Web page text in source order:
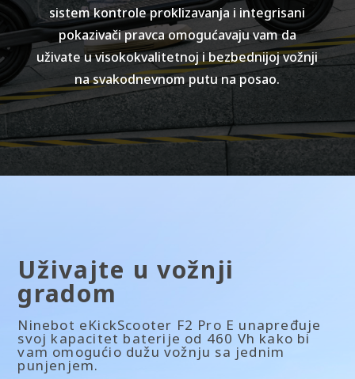
sistem kontrole proklizavanja i integrisani
pokazivači pravca omogućavaju vam da
uživate u visokokvalitetnoj i bezbednijoj vožnji
na svakodnevnom putu na posao.
Uživajte u vožnji
gradom
Ninebot eKickScooter F2 Pro E unapređuje
svoj kapacitet baterije od 460 Vh kako bi
vam omogućio dužu vožnju sa jednim
punjenjem.
Vreme punjenja
Otprilike 7 sati
Motor
Izlazna Snaga
450 W
Maksimalna snaga
900 W